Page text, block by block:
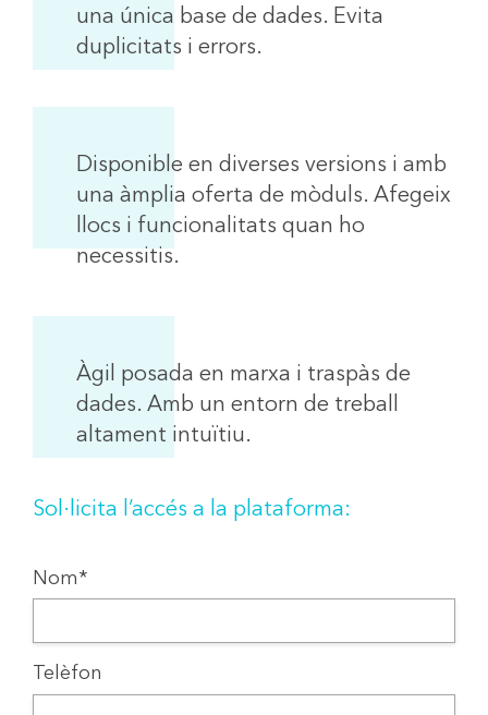
una única base de dades. Evita
duplicitats i errors.
Disponible en diverses versions i amb
una àmplia oferta de mòduls. Afegeix
llocs i funcionalitats quan ho
necessitis.
Àgil posada en marxa i traspàs de
dades. Amb un entorn de treball
altament intuïtiu.
Sol·licita l’accés a la plataforma:
Nom*
Telèfon